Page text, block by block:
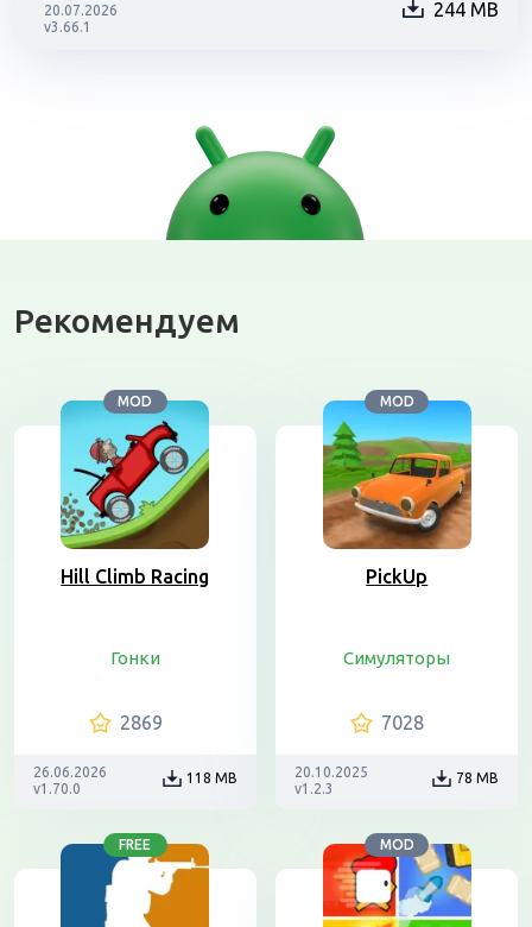
20.07.2026
v3.66.1
244 MB
Рекомендуем
MOD
Hill Climb Racing
Гонки
2869
26.06.2026
v1.70.0
118 MB
MOD
PickUp
Симуляторы
7028
20.10.2025
v1.2.3
78 MB
FREE MOD